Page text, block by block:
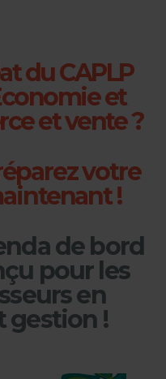
du CAPLP
et
et vente ?
votre
!
de bord
pour les
en
gestion !